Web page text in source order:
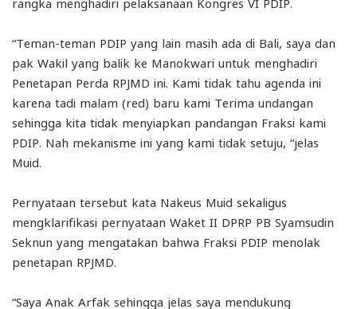
“Teman-teman PDIP yang lain masih ada di Bali, saya dan
pak Wakil yang balik ke Manokwari untuk menghadiri
Penetapan Perda RPJMD ini. Kami tidak tahu agenda ini
karena tadi malam (red) baru kami Terima undangan
sehingga kita tidak menyiapkan pandangan Fraksi kami
PDIP. Nah mekanisme ini yang kami tidak setuju, “jelas
Muid.
Pernyataan tersebut kata Nakeus Muid sekaligus
mengklarifikasi pernyataan Waket II DPRP PB Syamsudin
Seknun yang mengatakan bahwa Fraksi PDIP menolak
penetapan RPJMD.
“Saya Anak Arfak sehingga jelas saya mendukung